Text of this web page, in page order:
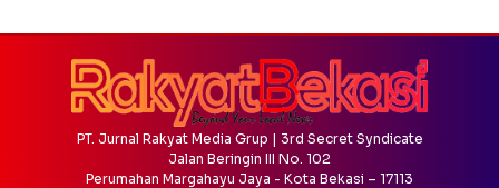
PT. Jurnal Rakyat Media Grup | 3rd Secret Syndicate
Jalan Beringin III No. 102
Perumahan Margahayu Jaya - Kota Bekasi – 17113